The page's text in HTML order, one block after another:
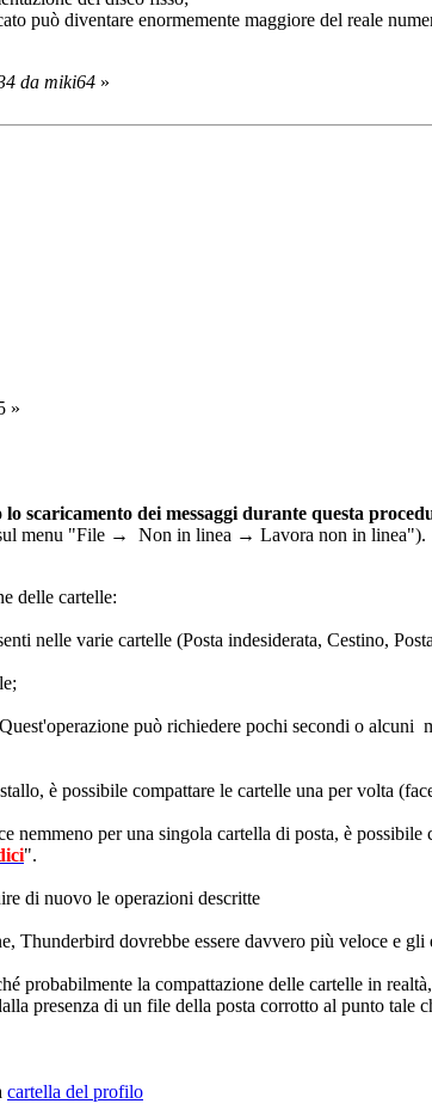
può diventare enormemente maggiore del reale
da miki64 »
»
lo scaricamento dei messaggi durante questa
menu "File → Non in linea → Lavora non in linea").
delle cartelle:
nelle varie cartelle (Posta indesiderata, Cestino,
può richiedere pochi secondi o alcuni
è possibile compattare le cartelle una per volta
nemmeno per una singola cartella di posta, è
".
di nuovo le operazioni descritte
Thunderbird dovrebbe essere davvero più veloce e
probabilmente la compattazione delle cartelle in
presenza di un file della posta corrotto al punto
cartella del profilo